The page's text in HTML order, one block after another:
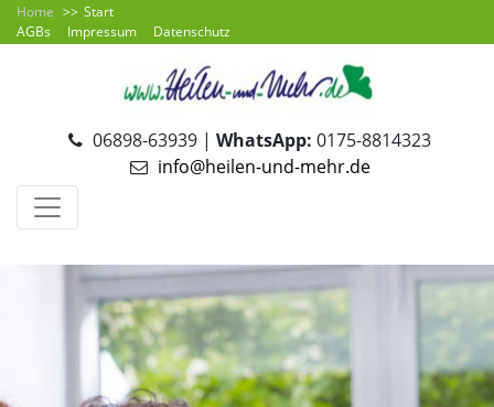
Home
Start
AGBs
Impressum Datenschutz
06898-63939 | WhatsApp: 0175-8814323
info@heilen-und-mehr.de